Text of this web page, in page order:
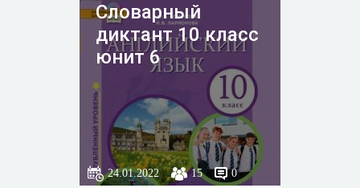
Словарный
диктант 10 класс
юнит 6
24.01.2022 15 0